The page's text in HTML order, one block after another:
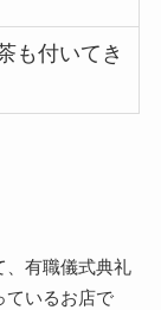
も付いてき
、有職儀式典礼
ているお店で